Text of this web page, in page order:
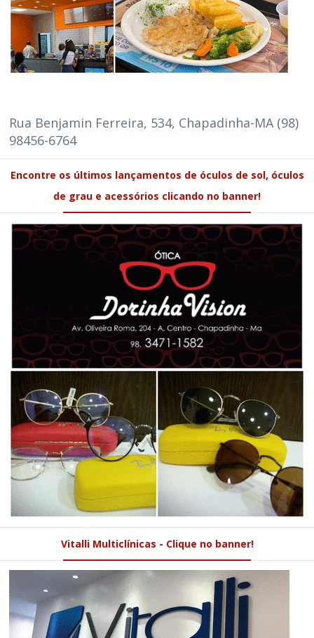
Rua Benjamin Ferreira, 534, Chapadinha-MA (98)
98456-6764
Encontre os últimos lançamentos de óculos de sol, óculos
de grau e acessórios clicando no banner!
Vitalli Multiclínicas - Clique no banner!